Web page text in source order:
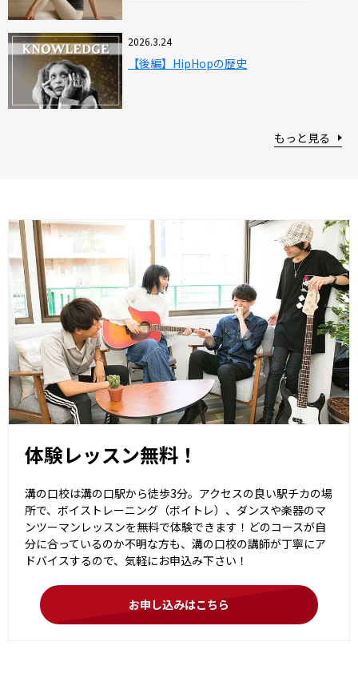
2026.3.24
【後編】HipHopの歴史
もっと見る
体験レッスン無料！
溝の口校は溝の口駅から徒歩3分。アクセスの良い駅チカの場
所で、ボイストレーニング（ボイトレ）、ダンスや楽器のマ
ンツーマンレッスンを無料で体験できます！どのコースが自
分に合っているのか不明な方も、溝の口校の講師が丁寧にア
ドバイスするので、気軽にお申込み下さい！
お申し込みはこちら